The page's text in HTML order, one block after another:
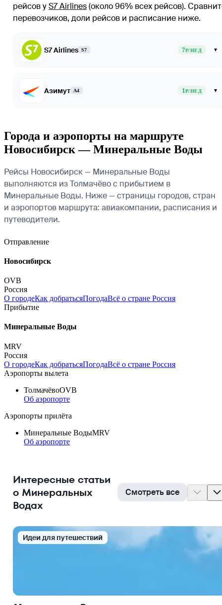
рейсов уS7 Airlines(около 96% всех рейсов).
перевозчиков, доли рейсов и расписание ниже.
S7 Airlines S7 7Р/НЕД ▾
Азимут A4 1Р/НЕД ▾
Города и аэропорты на маршруте
Новосибирск — Минеральные Воды
Рейсы Новосибирск — Минеральные Воды
выполняются из Толмачёво с прибытием в
Минеральные Воды. Ниже — страницы городов, стран
и аэропортов маршрута: авиакомпании, расписания и
путеводители.
Отправление
Новосибирск
OVB
Россия
О городеКак добратьсяПогодаВсё о стране Россия
Прибытие
Минеральные Воды
MRV
Россия
О городеКак добратьсяПогодаВсё о стране Россия
Аэропорты вылета
ТолмачёвоOVB
Об аэропорте
Аэропорты прилёта
Минеральные ВодыMRV
Об аэропорте
Интересные статьи
о Минеральных
Водах
Смотреть все
Идеи для путешествий